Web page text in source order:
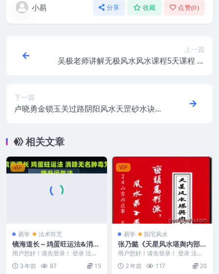
小易 分享 收藏 点赞(0)
上一篇
吴极老师讲解无极风水风水课程5天课程 道
下一篇
卢晓勇金锁玉关过路阴阳风水天罡砂水诀经
相关文章
VIP
易学 法术符咒
镜海道长～鸡蛋旺运法&消除
无名肿毒咒 会员专享免费获
取
用户您好！请先登录！ 登录 注册
镜海道长～鸡蛋旺运法&消除无名
肿毒咒 ...
3 年前 87 15
VIP
易学 阳宅风水
张乃懿《天星风水堪舆内部绝
密讲义+24山吉凶应事 龙向分
房法》185页
用户您好！请先登录！ 登录 注册
《天星风水堪舆内部绝密讲义+24
山吉凶应事 龙...
2 年前 117 20